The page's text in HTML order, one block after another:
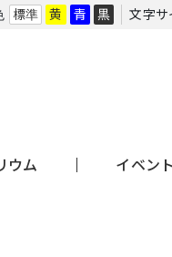
標準 黄 青 黒 文字サ
ウム イベン